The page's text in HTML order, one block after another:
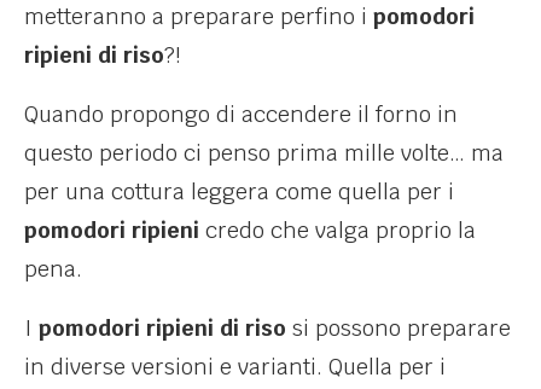
metteranno a preparare perfino i pomodori
ripieni di riso?!
Quando propongo di accendere il forno in
questo periodo ci penso prima mille volte… ma
per una cottura leggera come quella per i
pomodori ripieni credo che valga proprio la
pena.
I pomodori ripieni di riso si possono preparare
in diverse versioni e varianti. Quella per i